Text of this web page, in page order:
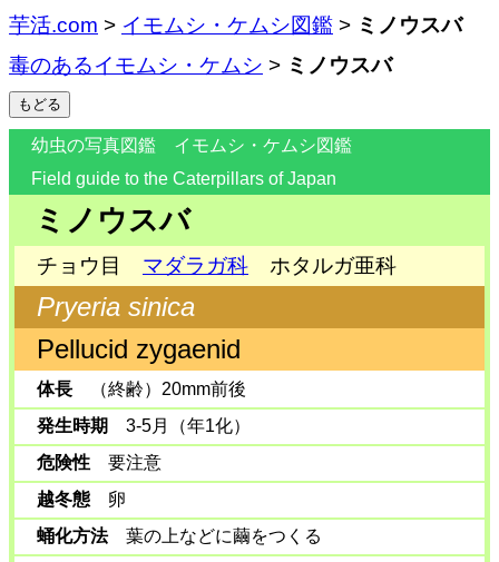
芋活.com > イモムシ・ケムシ図鑑 > ミノウスバ
毒のあるイモムシ・ケムシ > ミノウスバ
幼虫の写真図鑑 イモムシ・ケムシ図鑑
Field guide to the Caterpillars of Japan
ミノウスバ
チョウ目 マダラガ科 ホタルガ亜科
Pryeria sinica
Pellucid zygaenid
体長 （終齢）20mm前後
発生時期
3-5月（年1化）
危険性 要注意
越冬態 卵
蛹化方法葉の上などに繭をつくる